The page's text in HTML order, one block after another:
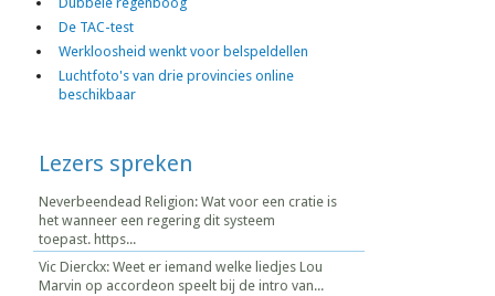
De TAC-test
Werkloosheid wenkt voor belspeldellen
Luchtfoto's van drie provincies online
beschikbaar
Lezers spreken
Neverbeendead Religion: Wat voor een cratie is
het wanneer een regering dit systeem
toepast. https...
Vic Dierckx: Weet er iemand welke liedjes Lou
Marvin op accordeon speelt bij de intro van...